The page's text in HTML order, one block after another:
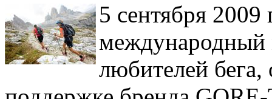
5 сентября 2009
международный
любителей